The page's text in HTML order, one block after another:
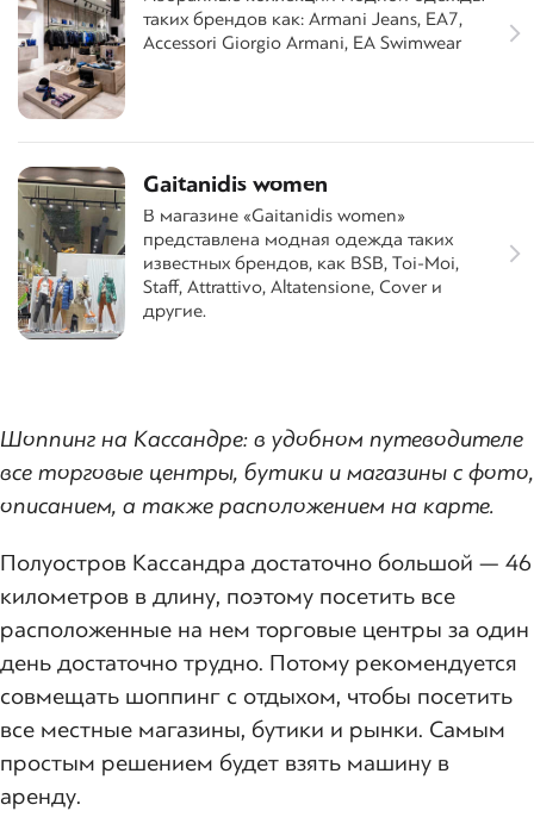
таких брендов как: Armani Jeans, EA7,
Accessori Giorgio Armani, EA Swimwear
Gaitanidis women
В магазине «Gaitanidis women»
представлена модная одежда таких
известных брендов, как BSB, Toi-Moi,
Staff, Attrattivo, Altatensione, Cover и
другие.
Шоппинг на Кассандре: в удобном путеводителе
все торговые центры, бутики и магазины с фото,
описанием, а также расположением на карте.
Полуостров Кассандра достаточно большой — 46
километров в длину, поэтому посетить все
расположенные на нем торговые центры за один
день достаточно трудно. Потому рекомендуется
совмещать шоппинг с отдыхом, чтобы посетить
все местные магазины, бутики и рынки. Самым
простым решением будет взять машину в
аренду.